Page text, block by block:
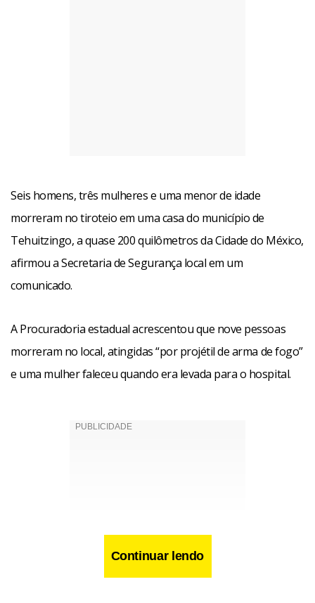
Seis homens, três mulheres e uma menor de idade
morreram no tiroteio em uma casa do município de
Tehuitzingo, a quase 200 quilômetros da Cidade do México,
afirmou a Secretaria de Segurança local em um
comunicado.
A Procuradoria estadual acrescentou que nove pessoas
morreram no local, atingidas “por projétil de arma de fogo”
e uma mulher faleceu quando era levada para o hospital.
Continuar lendo